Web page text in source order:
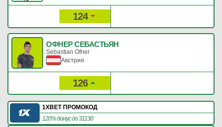
124
ОФНЕР СЕБАСТЬЯН
Sebastian Ofner
Австрия
126
1XBET ПРОМОКОД
120% бонус до 31130